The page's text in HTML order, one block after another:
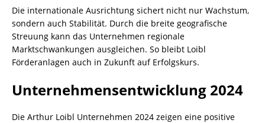
Die internationale Ausrichtung sichert nicht nur Wachstum,
sondern auch Stabilität. Durch die breite geografische
Streuung kann das Unternehmen regionale
Marktschwankungen ausgleichen. So bleibt Loibl
Förderanlagen auch in Zukunft auf Erfolgskurs.
Unternehmensentwicklung 2024
Die Arthur Loibl Unternehmen 2024 zeigen eine positive